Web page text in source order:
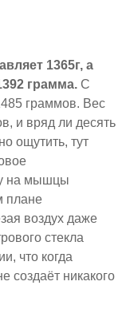
1365г, а
грамма. С
граммов. Вес
и вряд ли десять
ощутить, тут
на мышцы
плане
воздух даже
стекла
что когда
создаёт никакого